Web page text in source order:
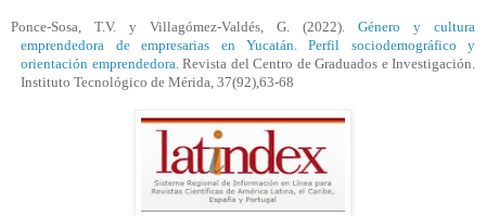
Ponce-Sosa, T.V. y Villagómez-Valdés, G. (2022). Género y cultura
emprendedora de empresarias en Yucatán. Perfil sociodemográfico y
orientación emprendedora.Revista del Centro de Graduados e Investigación.
Instituto Tecnológico de Mérida, 37(92),63-68